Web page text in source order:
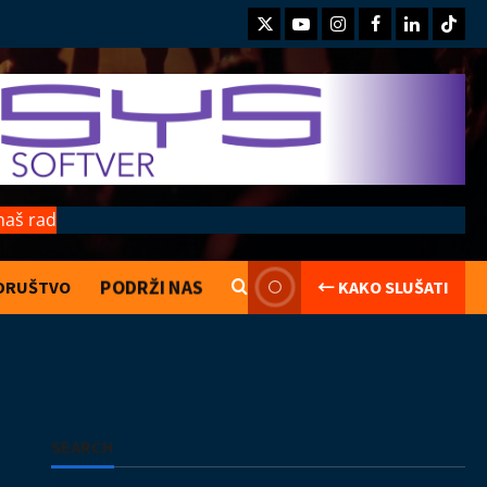
TwitterYoutubeInstagramFacebook
LinkedIn
rad
PODRŽI NAS ← KAKO SLUŠATI
SEARCH
Saranijagara
Introverzum ponovo osvojio Svemirski